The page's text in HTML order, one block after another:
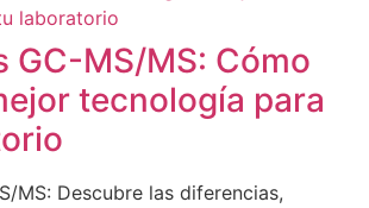
GC-MS/MS: Cómo
tecnología para
MS: Descubre las diferencias,